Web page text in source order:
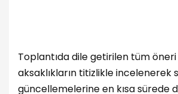
Toplantıda dile getirilen tüm
aksaklıkların titizlikle incelenerek
güncellemelerine en kısa sürede